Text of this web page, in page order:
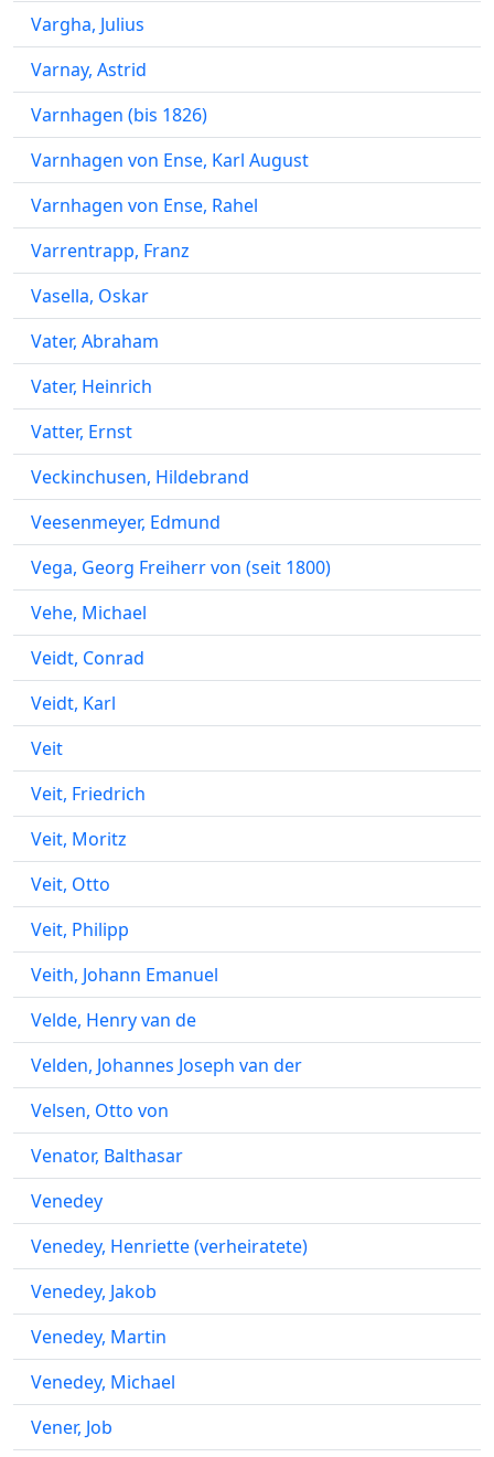
Vargha, Julius
Varnay, Astrid
Varnhagen (bis 1826)
Varnhagen von Ense, Karl August
Varnhagen von Ense, Rahel
Varrentrapp, Franz
Vasella, Oskar
Vater, Abraham
Vater, Heinrich
Vatter, Ernst
Veckinchusen, Hildebrand
Veesenmeyer, Edmund
Vega, Georg Freiherr von (seit 1800)
Vehe, Michael
Veidt, Conrad
Veidt, Karl
Veit
Veit, Friedrich
Veit, Moritz
Veit, Otto
Veit, Philipp
Veith, Johann Emanuel
Velde, Henry van de
Velden, Johannes Joseph van der
Velsen, Otto von
Venator, Balthasar
Venedey
Venedey, Henriette (verheiratete)
Venedey, Jakob
Venedey, Martin
Venedey, Michael
Vener, Job